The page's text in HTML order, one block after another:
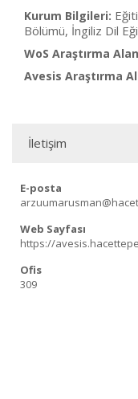
Kurum Bilgileri:
Bölümü, İngiliz Dil
WoS Araştırma
Avesis Araştırma
İletişim
E-posta
Web Sayfası
https://
Ofis
309